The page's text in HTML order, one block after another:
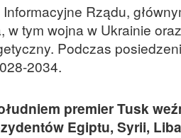
Informacyjne Rządu,
w tym wojna w Ukrainie
Podczas
2034.
premier Tusk
Egiptu, Syrii,